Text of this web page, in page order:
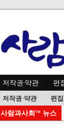
저작권·약관 편
저작권·약관 편
사람과사회™ 뉴스